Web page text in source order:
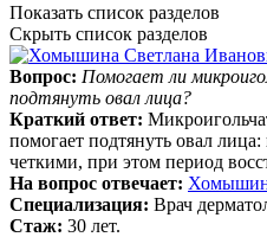
Показать список разделов
Скрыть список разделов
Вопрос: Помогает ли
подтянуть овал лица?
Краткий ответ:
помогает подтянуть овал
четкими, при этом период
На вопрос отвечает:
Специализация: Врач
Стаж: 30 лет.